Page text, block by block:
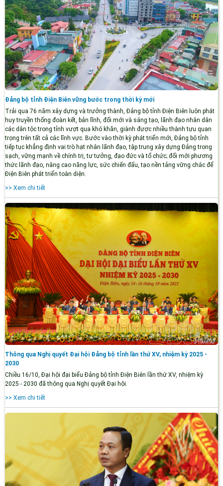
Đảng bộ tỉnh Điện Biên vững bước trong thời kỳ mới
Trải qua 76 năm xây dựng và trưởng thành, Đảng bộ tỉnh Điện Biên luôn phát
huy truyền thống đoàn kết, bản lĩnh, đổi mới và sáng tạo, lãnh đạo nhân dân
các dân tộc trong tỉnh vượt qua khó khăn, giành được nhiều thành tựu quan
trọng trên tất cả các lĩnh vực. Bước vào thời kỳ phát triển mới, Đảng bộ tỉnh
tiếp tục khẳng định vai trò hạt nhân lãnh đạo, tập trung xây dựng Đảng trong
sạch, vững mạnh về chính trị, tư tưởng, đạo đức và tổ chức; đổi mới phương
thức lãnh đạo, nâng cao năng lực, sức chiến đấu, tạo nền tảng vững chắc để
Điện Biên phát triển toàn diện.
>> Xem chi tiết
Thông qua Nghị quyết Đại hội Đảng bộ tỉnh lần thứ XV, nhiệm kỳ 2025 -
2030
Chiều 16/10, Đại hội đại biểu Đảng bộ tỉnh Điện Biên lần thứ XV, nhiệm kỳ
2025 - 2030 đã thông qua Nghị quyết Đại hội.
>> Xem chi tiết